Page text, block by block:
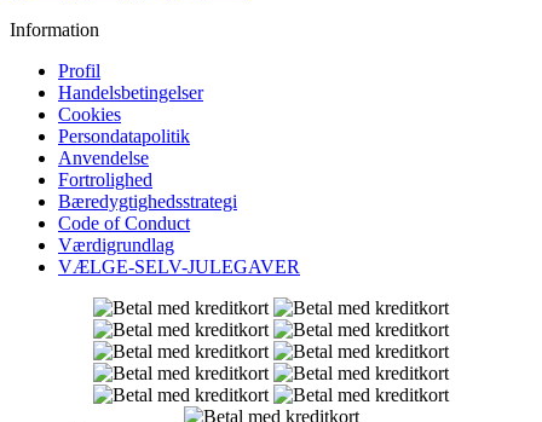
Information
Profil
Handelsbetingelser
Cookies
Persondatapolitik
Anvendelse
Fortrolighed
Bæredygtighedsstrategi
Code of Conduct
Værdigrundlag
VÆLGE-SELV-JULEGAVER